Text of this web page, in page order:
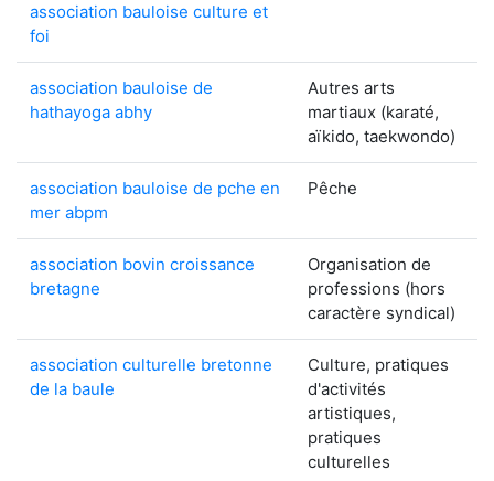
association bauloise culture et
foi
association bauloise de
hathayoga abhy
Autres arts
martiaux (karaté,
aïkido, taekwondo)
association bauloise de pche en
mer abpm
Pêche
association bovin croissance
bretagne
Organisation de
professions (hors
caractère syndical)
association culturelle bretonne
de la baule
Culture, pratiques
d'activités
artistiques,
pratiques
culturelles